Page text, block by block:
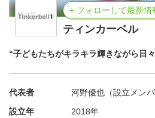
+ フォローして最新情
ティンカーベル
“子どもたちがキラキラ輝きながら日
代表者
河野優也（設立メンバ
設立年
2018年